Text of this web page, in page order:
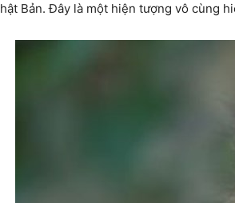
Bản. Đây là một hiện tượng vô cùng